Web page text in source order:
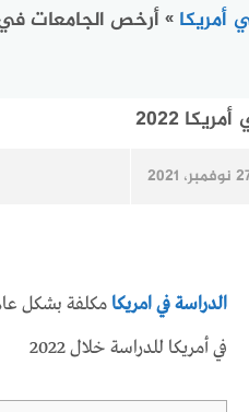
أمريكا »أرخص الجامعات في
2022
2021
الدراسة في امريكا مكلفة بشكل
في أمريكا للدراسة خلال 2022